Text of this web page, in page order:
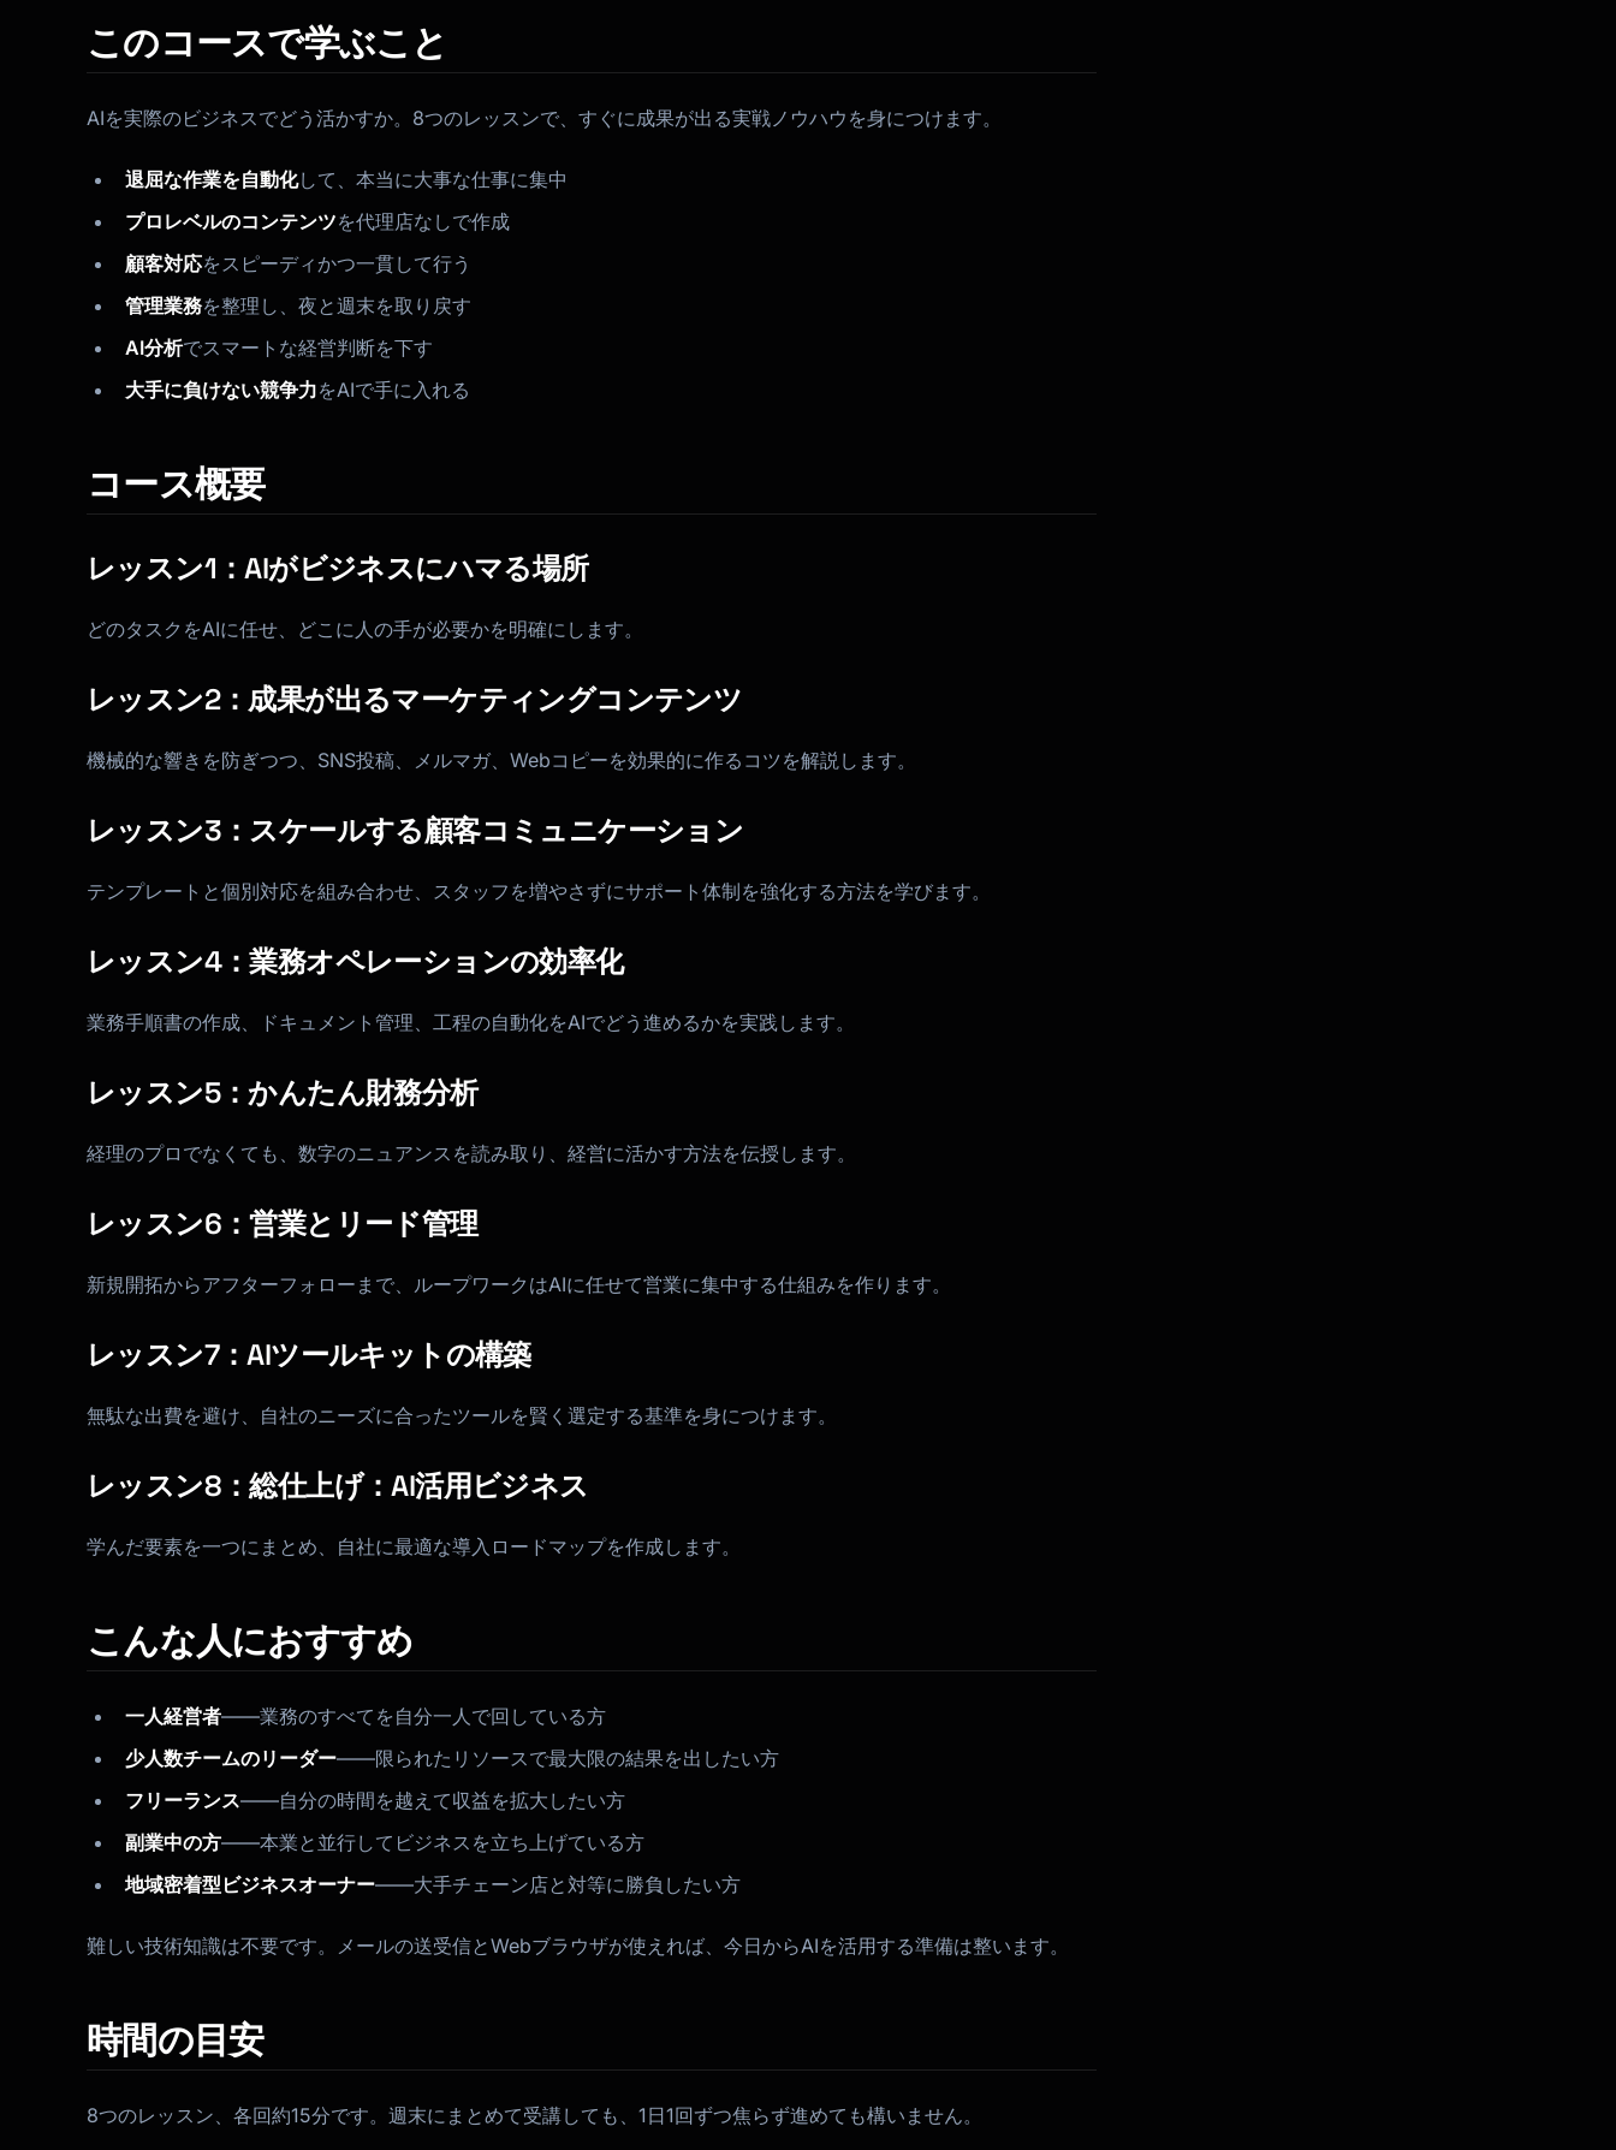
このコースで学ぶこと
AIを実際のビジネスでどう活かすか。8つのレッスンで、すぐに成果が出る実戦ノウハウを身につけます。
退屈な作業を自動化して、本当に大事な仕事に集中
プロレベルのコンテンツを代理店なしで作成
顧客対応をスピーディかつ一貫して行う
管理業務を整理し、夜と週末を取り戻す
AI分析でスマートな経営判断を下す
大手に負けない競争力をAIで手に入れる
コース概要
レッスン1：AIがビジネスにハマる場所
どのタスクをAIに任せ、どこに人の手が必要かを明確にします。
レッスン2：成果が出るマーケティングコンテンツ
機械的な響きを防ぎつつ、SNS投稿、メルマガ、Webコピーを効果的に作るコツを解説します。
レッスン3：スケールする顧客コミュニケーション
テンプレートと個別対応を組み合わせ、スタッフを増やさずにサポート体制を強化する方法を学びます。
レッスン4：業務オペレーションの効率化
業務手順書の作成、ドキュメント管理、工程の自動化をAIでどう進めるかを実践します。
レッスン5：かんたん財務分析
経理のプロでなくても、数字のニュアンスを読み取り、経営に活かす方法を伝授します。
レッスン6：営業とリード管理
新規開拓からアフターフォローまで、ループワークはAIに任せて営業に集中する仕組みを作ります。
レッスン7：AIツールキットの構築
無駄な出費を避け、自社のニーズに合ったツールを賢く選定する基準を身につけます。
レッスン8：総仕上げ：AI活用ビジネス
学んだ要素を一つにまとめ、自社に最適な導入ロードマップを作成します。
こんな人におすすめ
一人経営者——業務のすべてを自分一人で回している方
少人数チームのリーダー——限られたリソースで最大限の結果を出したい方
フリーランス——自分の時間を越えて収益を拡大したい方
副業中の方——本業と並行してビジネスを立ち上げている方
地域密着型ビジネスオーナー——大手チェーン店と対等に勝負したい方
難しい技術知識は不要です。メールの送受信とWebブラウザが使えれば、今日からAIを活用する準備は整います。
時間の目安
8つのレッスン、各回約15分です。週末にまとめて受講しても、1日1回ずつ焦らず進めても構いません。